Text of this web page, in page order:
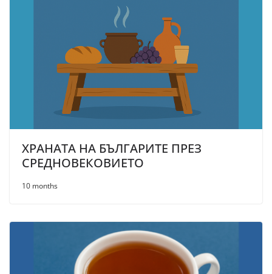
ХРАНАТА НА БЪЛГАРИТЕ ПРЕЗ
СРЕДНОВЕКОВИЕТО
10 months